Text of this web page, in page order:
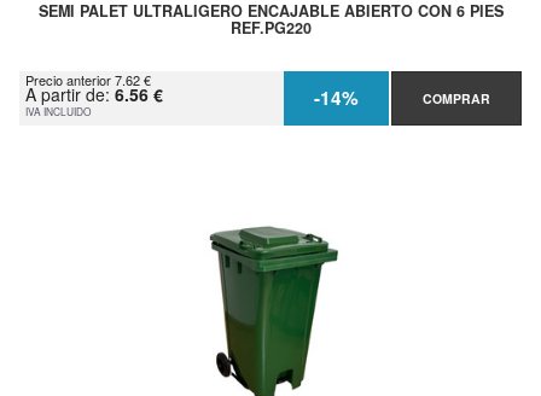
SEMI PALET ULTRALIGERO ENCAJABLE ABIERTO CON 6 PIES
REF.PG220
Precio anterior 7.62 €
A partir de: 6.56 €
IVA INCLUIDO -14% COMPRAR